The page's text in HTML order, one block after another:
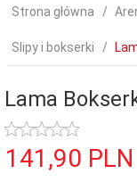
Strona główna
Slipy i bokserki
Lama
141,90 PLN